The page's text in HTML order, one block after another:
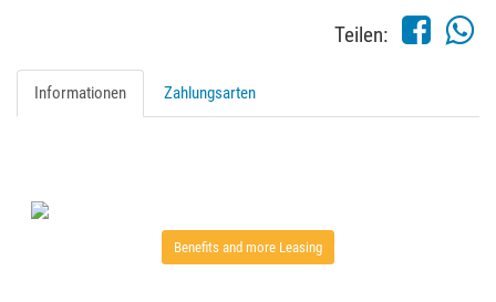
Teilen:
Informationen Zahlungsarten
Benefits and more Leasing